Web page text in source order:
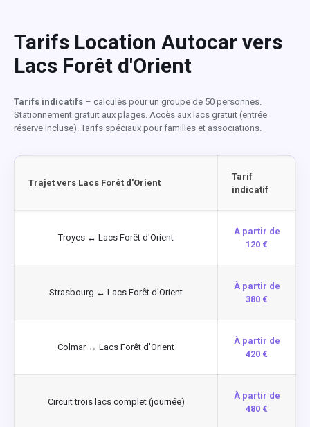
Tarifs Location Autocar vers
Lacs Forêt d'Orient
Tarifs indicatifs – calculés pour un groupe de 50 personnes.
Stationnement gratuit aux plages. Accès aux lacs gratuit (entrée
réserve incluse). Tarifs spéciaux pour familles et associations.
Trajet vers Lacs Forêt d'Orient
Tarif
indicatif
Troyes ↔ Lacs Forêt d'Orient
À partir de
120 €
Strasbourg ↔ Lacs Forêt d'Orient
À partir de
380 €
Colmar ↔ Lacs Forêt d'Orient
À partir de
420 €
Circuit trois lacs complet (journée)
À partir de
480 €